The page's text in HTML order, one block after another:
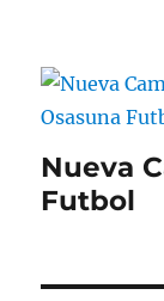
Nueva
Futbol